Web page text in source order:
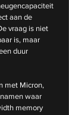
aan de
vraag is niet
is, maar
duur
met Micron,
waar
memory